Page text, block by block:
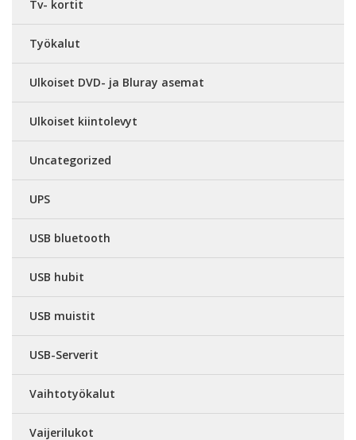
Tv- kortit
Työkalut
Ulkoiset DVD- ja Bluray asemat
Ulkoiset kiintolevyt
Uncategorized
UPS
USB bluetooth
USB hubit
USB muistit
USB-Serverit
Vaihtotyökalut
Vaijerilukot